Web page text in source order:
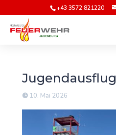
+43 3572 821220
Jugendausflug
10. Mai 2026